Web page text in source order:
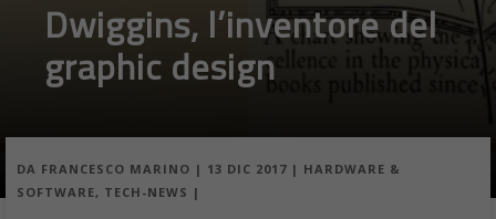
Dwiggins, l’inventore del
graphic design
DA FRANCESCO MARINO | 13 DIC 2017 | HARDWARE &
SOFTWARE, TECH-NEWS |